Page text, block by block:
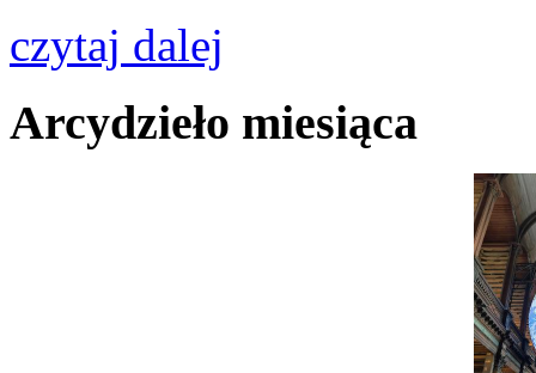
czytaj dalej
Arcydzieło miesiąca